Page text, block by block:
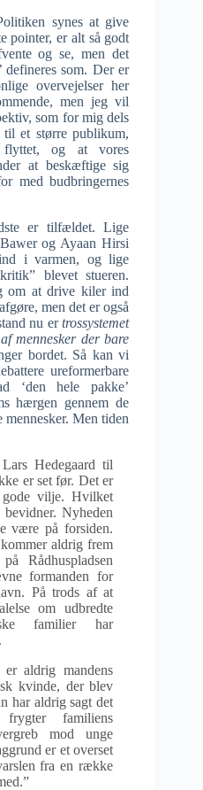
synes at give
pointer, er alt så godt
og se, men det
defineres som. Der er
overvejelser her
men jeg vil
som for mig dels
til et større publikum,
og at vores
at beskæftige sig
med budbringernes
er tilfældet. Lige
og Ayaan Hirsi
i varmen, og lige
blevet stueren.
om at drive kiler ind
men det er også
nu ertrossystemet
mennesker der bare
bordet. Så kan vi
ureformerbare
‘den hele pakke’
hærgen gennem de
mennesker. Men tiden
Hedegaard til
er set før. Det er
vilje. Hvilket
Nyheden
være på forsiden.
aldrig frem
Rådhuspladsen
formanden for
På trods af at
om udbredte
familier har
aldrig mandens
kvinde, der blev
har aldrig sagt det
familiens
mod unge
er et overset
fra en række